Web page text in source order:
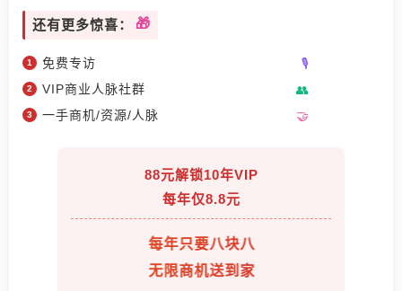
还有更多惊喜：
免费专访
VIP商业人脉社群
一手商机/资源/人脉
88元解锁10年VIP
每年仅8.8元
每年只要八块八
无限商机送到家